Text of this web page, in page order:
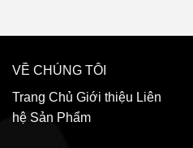
VỀ CHÚNG TÔI
Trang Chủ Giới thiệu Liên
hệ Sản Phẩm